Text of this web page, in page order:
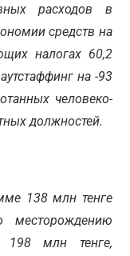
расходов в
средств на
налогах 60,2
на -93
человеко-
должностей.
138 млн тенге
месторождению
198 млн тенге,